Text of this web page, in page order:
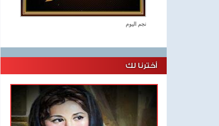
نجم اليوم
أخترنا لك